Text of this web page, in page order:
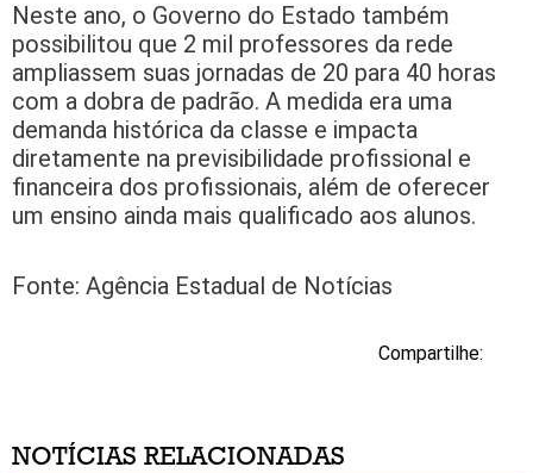
Neste ano, o Governo do Estado também
possibilitou que 2 mil professores da rede
ampliassem suas jornadas de 20 para 40 horas
com a dobra de padrão. A medida era uma
demanda histórica da classe e impacta
diretamente na previsibilidade profissional e
financeira dos profissionais, além de oferecer
um ensino ainda mais qualificado aos alunos.
Fonte: Agência Estadual de Notícias
Compartilhe:
NOTÍCIAS RELACIONADAS